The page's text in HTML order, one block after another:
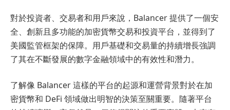
對於投資者、交易者和用戶來說，Balancer 提供了一個安
全、創新且多功能的加密貨幣交易和投資平台，並得到了
美國監管框架的保障。用戶基礎和交易量的持續增長強調
了其在不斷發展的數字金融領域中的有效性和潛力。
了解像 Balancer 這樣的平台的起源和運營背景對於在加
密貨幣和 DeFi 領域做出明智的決策至關重要。隨著平台